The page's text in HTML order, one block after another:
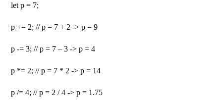
let p = 7;
p += 2; // p = 7 + 2 -> p = 9
p -= 3; // p = 7 – 3 -> p = 4
p *= 2; // p = 7 * 2 -> p = 14
p /= 4; // p = 2 / 4 -> p = 1.75